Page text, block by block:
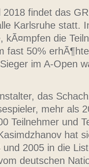
findet das
Karlsruhe statt.
kÃ¤mpfen die
fast 50%
im A-Open
das
mehr als
Teilnehmer und
hat
2005 in die
deutschen